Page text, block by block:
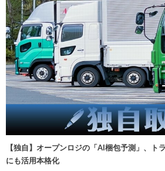
【独自】オープンロジの「AI梱包予測」、ト
にも活用本格化